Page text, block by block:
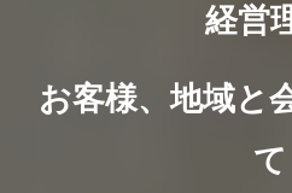
経営
お客様、地域と
て